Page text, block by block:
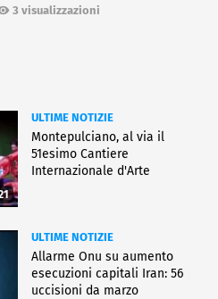
3 visualizzazioni
ULTIME NOTIZIE
Montepulciano, al via il
51esimo Cantiere
Internazionale d'Arte
ULTIME NOTIZIE
Allarme Onu su aumento
esecuzioni capitali Iran: 56
uccisioni da marzo